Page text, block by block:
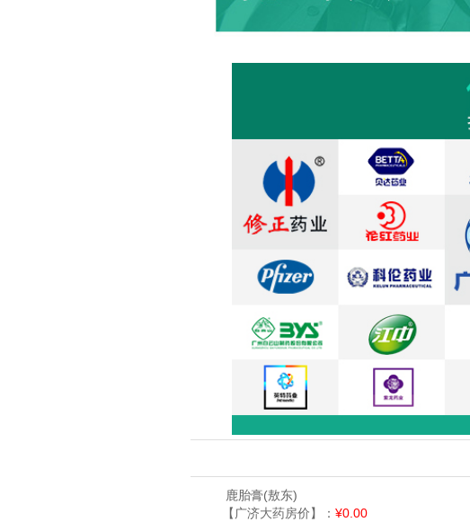
鹿胎膏(敖东)
【广济大药房价】： ¥0.00